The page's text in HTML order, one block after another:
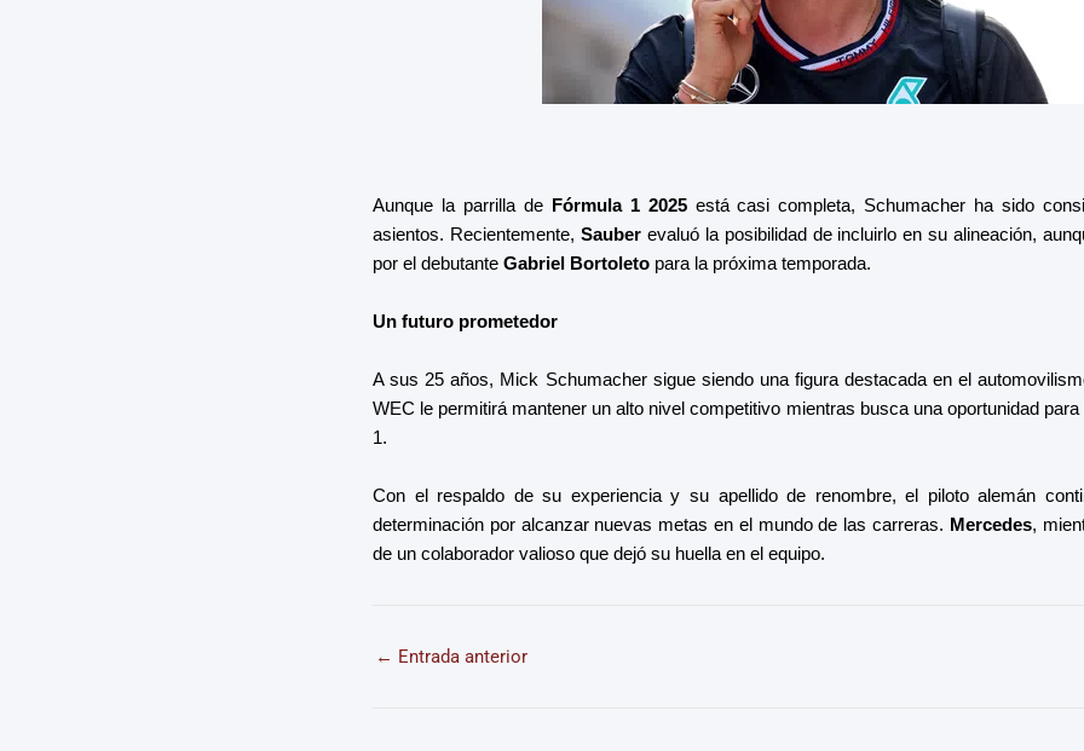
Aunque la parrilla de Fórmula 1 2025está casi completa, Schumacher ha sido
asientos. Recientemente, Sauberevaluó la posibilidad de incluirlo en su alineación,
por el debutante Gabriel Bortoleto para la próxima temporada.
Un futuro prometedor
A sus 25 años, Mick Schumacher sigue siendo una figura destacada en el
WEC le permitirá mantener un alto nivel competitivo mientras busca una oportunidad
1.
Con el respaldo de su experiencia y su apellido de renombre, el piloto alemán
determinación por alcanzar nuevas metas en el mundo de las carreras. Mercedes,
de un colaborador valioso que dejó su huella en el equipo.
← Entrada anterior